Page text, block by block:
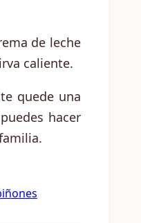
de leche
caliente.
quede una
hacer